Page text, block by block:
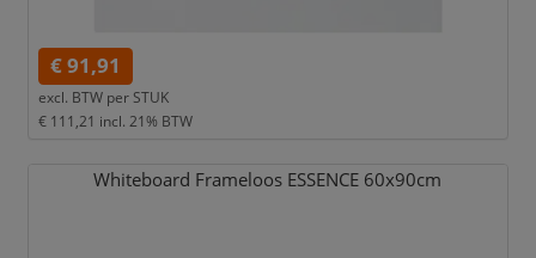
€ 91,91
excl. BTW per STUK
€ 111,21 incl. 21% BTW
Whiteboard Frameloos ESSENCE 60x90cm